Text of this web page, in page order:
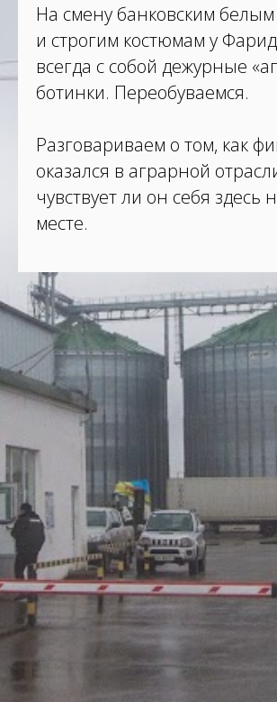
На смену банковским
и строгим костюмам у
всегда с собой дежурные
ботинки. Переобуваемся.
Разговариваем о том, как
оказался в аграрной
чувствует ли он себя здесь
месте.